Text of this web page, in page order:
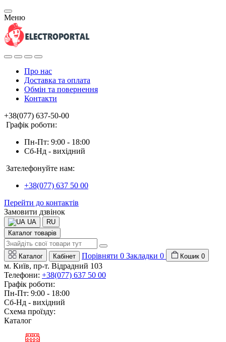
Меню
Про нас
Доставка та оплата
Обмін та повернення
Контакти
+38(077) 637-50-00
Графік роботи:
Пн-Пт: 9:00 - 18:00
Сб-Нд - вихідний
Зателефонуйте нам:
+38(077) 637 50 00
Перейти до контактів
Замовити дзвінок
UA
RU
Каталог товарів
Каталог Кабінет Порівняти 0 Закладки 0 Кошик 0
м. Київ, пр-т. Відрадний 103
Телефони: +38(077) 637 50 00
Графік роботи:
Пн-Пт: 9:00 - 18:00
Сб-Нд - вихідний
Схема проїзду:
Каталог